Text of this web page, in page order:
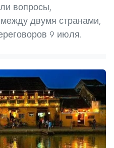
вопросы,
двумя странами,
9 июля.